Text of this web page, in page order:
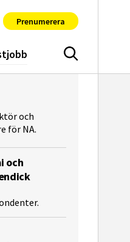
Sök
Prenumerera
och
för NA.
och